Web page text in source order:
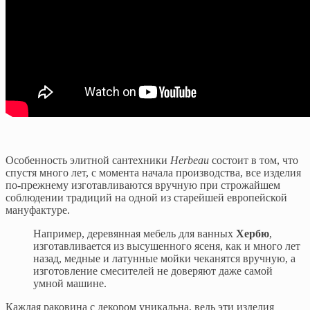
Особенность элитной сантехники Herbeau состоит в том, что
спустя много лет, с момента начала производства, все изделия
по-прежнему изготавливаются вручную при строжайшем
соблюдении традиций на одной из старейшей европейской
мануфактуре.
Например, деревянная мебель для ванных Хербю,
изготавливается из высушенного ясеня, как и много лет
назад, медные и латунные мойки чеканятся вручную, а
изготовление смесителей не доверяют даже самой
умной машине.
Каждая раковина с декором уникальна, ведь эти изделия